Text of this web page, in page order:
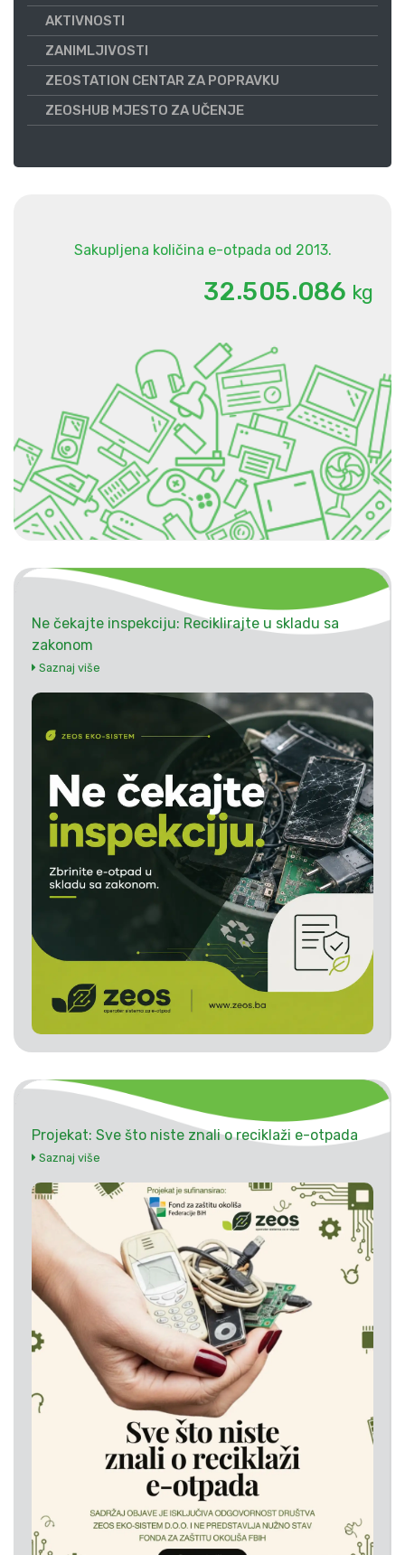
AKTIVNOSTI
ZANIMLJIVOSTI
ZEOSTATION CENTAR ZA POPRAVKU
ZEOSHUB MJESTO ZA UČENJE
Sakupljena količina e-otpada od 2013.
32.505.086 kg
Ne čekajte inspekciju: Reciklirajte u skladu sa
zakonom
Saznaj više
Projekat: Sve što niste znali o reciklaži e-otpada
Saznaj više